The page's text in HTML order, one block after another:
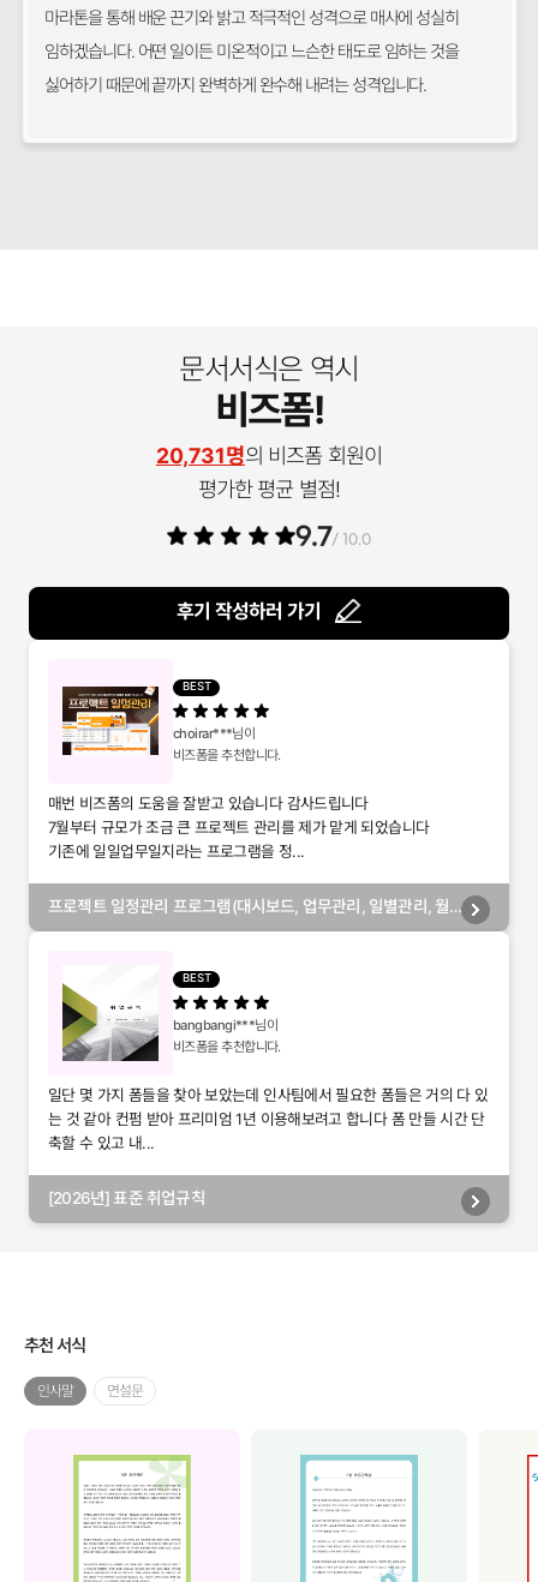
마라톤을 통해 배운 끈기와 밝고 적극적인 성격으로 매사에 성실히
임하겠습니다. 어떤 일이든 미온적이고 느슨한 태도로 임하는 것을
싫어하기 때문에 끝까지 완벽하게 완수해 내려는 성격입니다.
문서서식은 역시
비즈폼!
20,731명의 비즈폼 회원이
평가한 평균 별점!
9.7/ 10.0
후기 작성하러 가기
BEST
choirar***님이
비즈폼을 추천합니다.
매번 비즈폼의 도움을 잘받고 있습니다 감사드립니다
7월부터 규모가 조금 큰 프로젝트 관리를 제가 맡게 되었습니다
기존에 일일업무일지라는 프로그램을 정...
프로젝트 일정관리 프로그램(대시보드, 업무관리, 일별관리, 월
BEST
bangbangi***님이
비즈폼을 추천합니다.
일단 몇 가지 폼들을 찾아 보았는데 인사팀에서 필요한 폼들은 거의 다 있
는 것 같아 컨펌 받아 프리미엄 1년 이용해보려고 합니다 폼 만들 시간 단
축할 수 있고 내...
[2026년] 표준 취업규칙
추천 서식
인사말 연설문